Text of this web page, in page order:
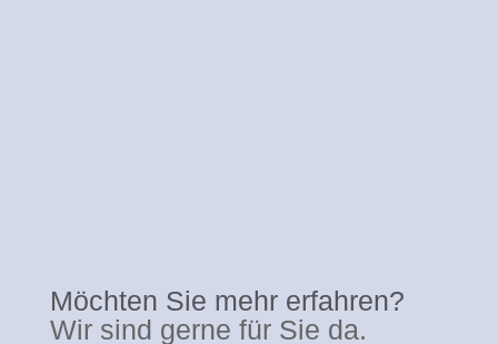
Möchten Sie mehr erfahren?
Wir sind gerne für Sie da.